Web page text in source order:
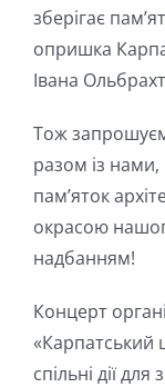
зберігає
опришка
Івана
Тож
разом із нами,
пам’яток
окрасою
надбанням!
Концерт
«Карпатський
спільні дії